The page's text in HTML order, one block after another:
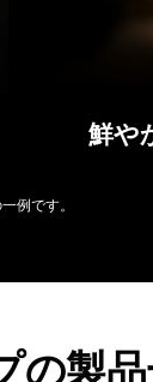
鮮や
例です。
の製